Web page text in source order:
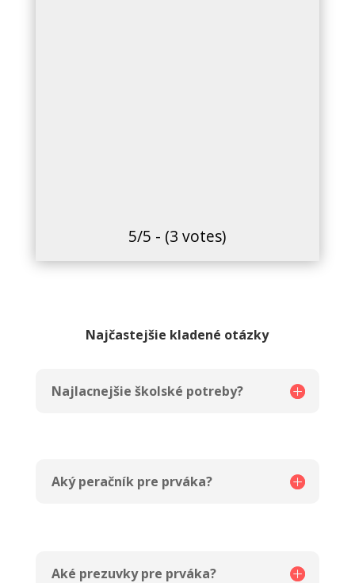
5/5 - (3 votes)
Najčastejšie kladené otázky
Najlacnejšie školské potreby?
Aký peračník pre prváka?
Aké prezuvky pre prváka?